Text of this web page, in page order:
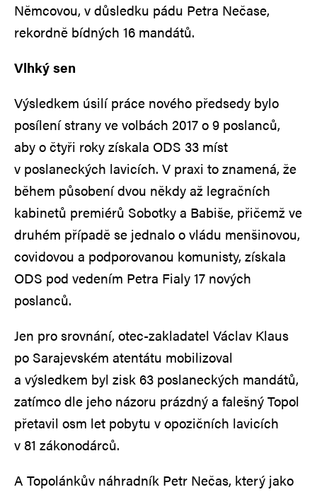
Němcovou, v důsledku pádu Petra Nečase,
rekordně bídných 16 mandátů.
Vlhký sen
Výsledkem úsilí práce nového předsedy bylo
posílení strany ve volbách 2017 o 9 poslanců,
aby o čtyři roky získala ODS 33 míst
v poslaneckých lavicích. V praxi to znamená, že
během působení dvou někdy až legračních
kabinetů premiérů Sobotky a Babiše, přičemž ve
druhém případě se jednalo o vládu menšinovou,
covidovou a podporovanou komunisty, získala
ODS pod vedením Petra Fialy 17 nových
poslanců.
Jen pro srovnání, otec-zakladatel Václav Klaus
po Sarajevském atentátu mobilizoval
a výsledkem byl zisk 63 poslaneckých mandátů,
zatímco dle jeho názoru prázdný a falešný Topol
přetavil osm let pobytu v opozičních lavicích
v 81 zákonodárců.
A Topolánkův náhradník Petr Nečas, který jako